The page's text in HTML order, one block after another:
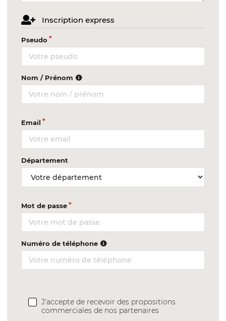
Inscription express
Pseudo
Nom / Prénom
Email
Département
Mot de passe
Numéro de téléphone
J'accepte de recevoir des propositions
commerciales de nos partenaires